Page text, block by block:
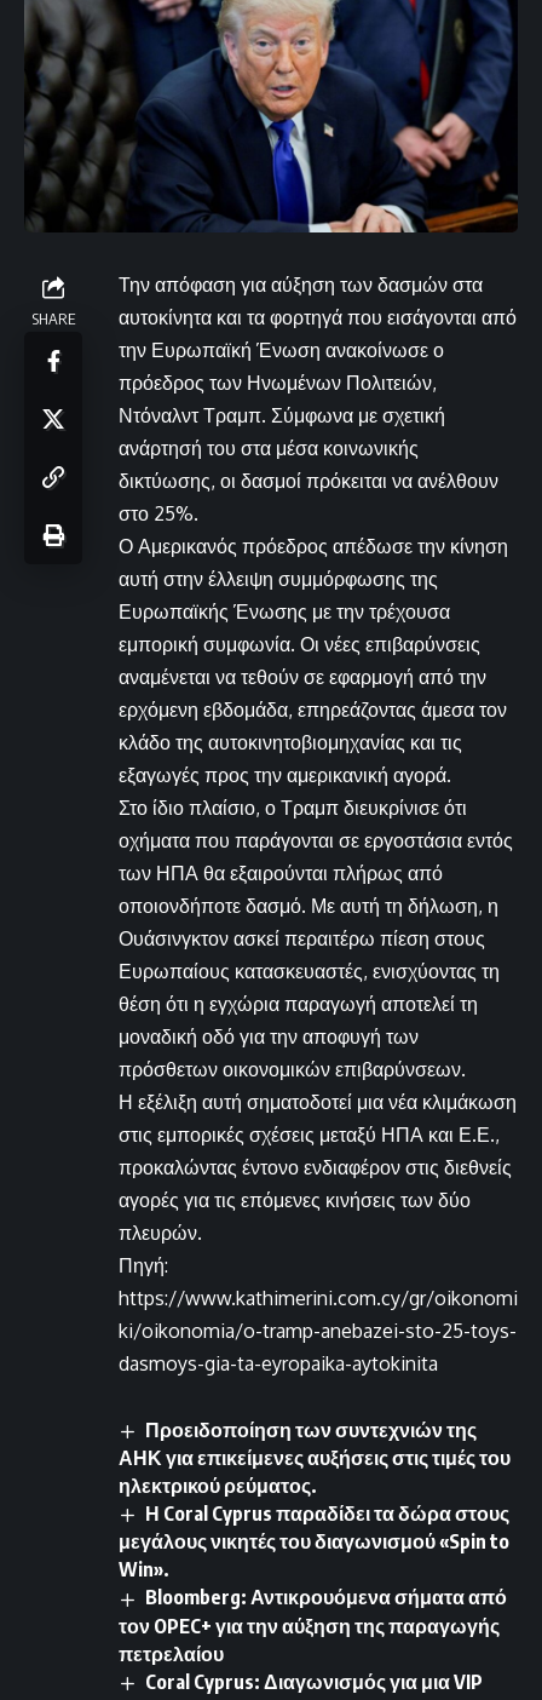
SHARE
Την απόφαση για αύξηση των δασμών στα
αυτοκίνητα και τα φορτηγά που εισάγονται από
την Ευρωπαϊκή Ένωση ανακοίνωσε ο
πρόεδρος των Ηνωμένων Πολιτειών,
Ντόναλντ Τραμπ. Σύμφωνα με σχετική
ανάρτησή του στα μέσα κοινωνικής
δικτύωσης, οι δασμοί πρόκειται να ανέλθουν
στο 25%.
Ο Αμερικανός πρόεδρος απέδωσε την κίνηση
αυτή στην έλλειψη συμμόρφωσης της
Ευρωπαϊκής Ένωσης με την τρέχουσα
εμπορική συμφωνία. Οι νέες επιβαρύνσεις
αναμένεται να τεθούν σε εφαρμογή από την
ερχόμενη εβδομάδα, επηρεάζοντας άμεσα τον
κλάδο της αυτοκινητοβιομηχανίας και τις
εξαγωγές προς την αμερικανική αγορά.
Στο ίδιο πλαίσιο, ο Τραμπ διευκρίνισε ότι
οχήματα που παράγονται σε εργοστάσια εντός
των ΗΠΑ θα εξαιρούνται πλήρως από
οποιονδήποτε δασμό. Με αυτή τη δήλωση, η
Ουάσινγκτον ασκεί περαιτέρω πίεση στους
Ευρωπαίους κατασκευαστές, ενισχύοντας τη
θέση ότι η εγχώρια παραγωγή αποτελεί τη
μοναδική οδό για την αποφυγή των
πρόσθετων οικονομικών επιβαρύνσεων.
Η εξέλιξη αυτή σηματοδοτεί μια νέα κλιμάκωση
στις εμπορικές σχέσεις μεταξύ ΗΠΑ και Ε.Ε.,
προκαλώντας έντονο ενδιαφέρον στις διεθνείς
αγορές για τις επόμενες κινήσεις των δύο
πλευρών.
Πηγή:
https://www.kathimerini.com.cy/gr/oikonomi
ki/oikonomia/o-tramp-anebazei-sto-25-toys-
dasmoys-gia-ta-eyropaika-aytokinita
Προειδοποίηση των συντεχνιών της
ΑΗΚ για επικείμενες αυξήσεις στις τιμές του
ηλεκτρικού ρεύματος.
Η Coral Cyprus παραδίδει τα δώρα στους
μεγάλους νικητές του διαγωνισμού «Spin to
Win».
Bloomberg: Αντικρουόμενα σήματα από
τον OPEC+ για την αύξηση της παραγωγής
πετρελαίου
Coral Cyprus: Διαγωνισμός για μια VIP